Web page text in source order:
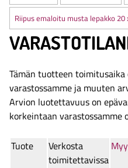
Riipus emaloitu musta lepakko 20
Tämän tuotteen toimitusaika
varastossamme ja muuten
Arvion luotettavuus on
korkeintaan varastossamme
Tuote
Verkosta
toimitettavissa